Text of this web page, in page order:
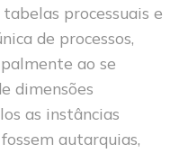
processuais e
de processos,
ao se
dimensões
as instâncias
autarquias,